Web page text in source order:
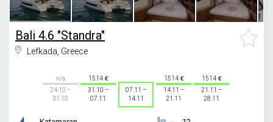
Bali 4.6 "Standra"
Lefkada, Greece
n/a
24.10 –
31.10
1514
31.10 –
07.11
07.11 –
14.11
1514
14.11 –
21.11
1514
21.11 –
28.11